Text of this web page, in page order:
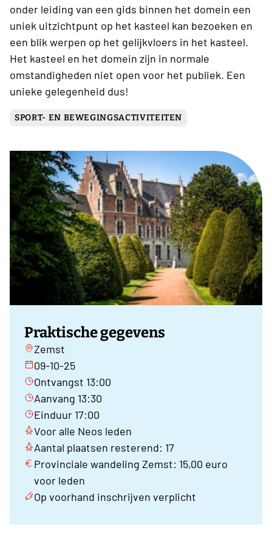
onder leiding van een gids binnen het domein een
uniek uitzichtpunt op het kasteel kan bezoeken en
een blik werpen op het gelijkvloers in het kasteel.
Het kasteel en het domein zijn in normale
omstandigheden niet open voor het publiek. Een
unieke gelegenheid dus!
SPORT- EN BEWEGINGSACTIVITEITEN
Praktische gegevens
Zemst
09-10-25
Ontvangst 13:00
Aanvang 13:30
Einduur 17:00
Voor alle Neos leden
Aantal plaatsen resterend: 17
Provinciale wandeling Zemst: 15,00 euro
voor leden
Op voorhand inschrijven verplicht